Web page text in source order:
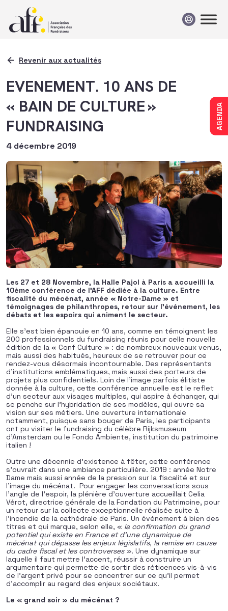
AGENDA
Revenir aux actualités
EVENEMENT. 10 ANS DE
« BAIN DE CULTURE »
FUNDRAISING
4 décembre 2019
Les 27 et 28 Novembre, la Halle Pajol à Paris a accueilli la
10ème conférence de l’AFF dédiée à la culture. Entre
fiscalité du mécénat, année « Notre-Dame » et
témoignages de philanthropes, retour sur l’événement, les
débats et les espoirs qui animent le secteur.
Elle s’est bien épanouie en 10 ans, comme en témoignent les
200 professionnels du fundraising réunis pour celle nouvelle
édition de la « Conf Culture » : de nombreux nouveaux venus,
mais aussi des habitués, heureux de se retrouver pour ce
rendez-vous désormais incontournable. Des représentants
d’institutions emblématiques, mais aussi des porteurs de
projets plus confidentiels. Loin de l’image parfois élitiste
donnée à la culture, cette conférence annuelle est le reflet
d’un secteur aux visages multiples, qui aspire à échanger, qui
se penche sur l’hybridation de ses modèles, qui ouvre sa
vision sur ses métiers. Une ouverture internationale
notamment, puisque sans bouger de Paris, les participants
ont pu visiter le fundraising du célèbre Rijksmuseum
d’Amsterdam ou le Fondo Ambiente, institution du patrimoine
italien !
Outre une décennie d’existence à fêter, cette conférence
s’ouvrait dans une ambiance particulière. 2019 : année Notre
Dame mais aussi année de la pression sur la fiscalité et sur
l’image du mécénat. Pour engager les conversations sous
l’angle de l’espoir, la plénière d’ouverture accueillait Celia
Vérot, directrice générale de la Fondation du Patrimoine, pour
un retour sur la collecte exceptionnelle réalisée suite à
l’incendie de la cathédrale de Paris. Un événement à bien des
titres et qui marque, selon elle, « la confirmation du grand
potentiel qui existe en France et d’une dynamique de
mécénat qui dépasse les enjeux législatifs, la remise en cause
du cadre fiscal et les controverses ». Une dynamique sur
laquelle il faut mettre l’accent, réussir à construire un
argumentaire qui permette de sortir des réticences vis-à-vis
de l’argent privé pour se concentrer sur ce qu’il permet
d’accomplir au regard des enjeux sociétaux.
Le « grand soir » du mécénat ?